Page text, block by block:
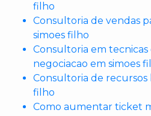
filho
Consultoria de vendas
simoes filho
Consultoria em tecnicas
negociacao em simoes
Consultoria de recursos
filho
Como aumentar ticket